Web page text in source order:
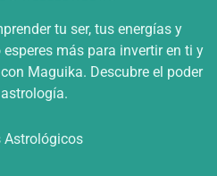
tu ser, tus energías y
más para invertir en ti y
Maguika. Descubre el poder
Astrológicos